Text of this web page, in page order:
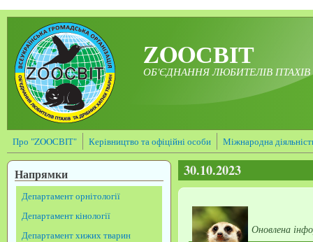
Перейти до основного матеріалу
ZOOСВІТ
ОБ'ЄДНАННЯ ЛЮБИТЕЛІВ ПТАХІВ
Про "ZOOСВІТ" Керівництво та офіційні особи Міжнародна
Напрямки
Департамент орнітології
Департамент кінології
Департамент хижих тварин
30.10.2023
Оновлена